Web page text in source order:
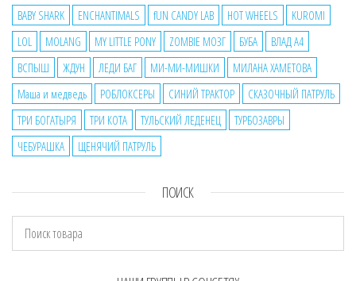
BABY SHARK ENCHANTIMALS fUN CANDY LAB HOT WHEELS
KUROMI
LOL
MOLANG MY LITTLE PONY ZOMBIE МОЗГ БУБА
ВЛАД А4
ВСПЫШ
ЖДУН ЛЕДИ БАГ МИ-МИ-МИШКИ
МИЛАНА ХАМЕТОВА
Маша и медведь
РОБЛОКСЕРЫ СИНИЙ ТРАКТОР
СКАЗОЧНЫЙ ПАТРУЛЬ
ТРИ БОГАТЫРЯ
ТРИ КОТА ТУЛЬСКИЙ ЛЕДЕНЕЦ
ТУРБОЗАВРЫ
ЧЕБУРАШКА
ЩЕНЯЧИЙ ПАТРУЛЬ
ПОИСК